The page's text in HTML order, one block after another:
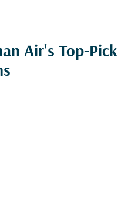
Air's Top-Pick